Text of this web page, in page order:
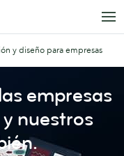
y diseño para empresas
empresas
nuestros